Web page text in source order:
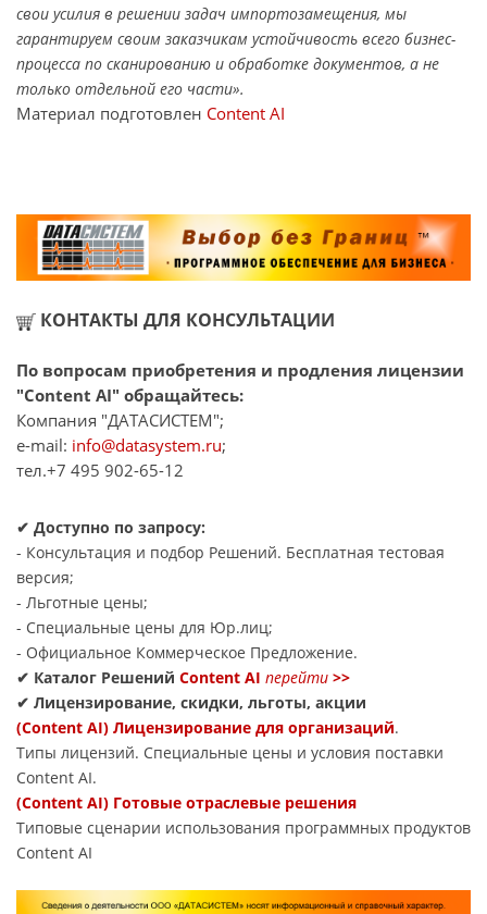
свои усилия в решении задач импортозамещения, мы
гарантируем своим заказчикам устойчивость всего бизнес-
процесса по сканированию и обработке документов, а не
только отдельной его части».
Материал подготовлен Content AI
КОНТАКТЫ ДЛЯ КОНСУЛЬТАЦИИ
По вопросам приобретения и продления лицензии
"Content AI" обращайтесь:
Компания "ДАТАСИСТЕМ";
e-mail: info@datasystem.ru;
тел.+7 495 902-65-12
✔ Доступно по запросу:
- Консультация и подбор Решений. Бесплатная тестовая
версия;
- Льготные цены;
- Специальные цены для Юр.лиц;
- Официальное Коммерческое Предложение.
✔ Каталог Решений Content AI перейти >>
✔ Лицензирование, скидки, льготы, акции
(Content AI) Лицензирование для организаций.
Типы лицензий. Специальные цены и условия поставки
Content AI.
(Content AI) Готовые отраслевые решения
Типовые сценарии использования программных продуктов
Content AI